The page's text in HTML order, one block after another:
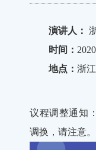
演讲人：
时间：
地点： 浙
议程调整通知
调换，请注意。